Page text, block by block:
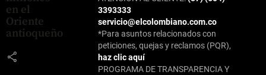
en el
Oriente
antioqueño
share
3393333
servicio@elcolombiano.com.co
*Para asuntos relacionados con
peticiones, quejas y reclamos (PQR),
haz clic aquí
PROGRAMA DE TRANSPARENCIA Y